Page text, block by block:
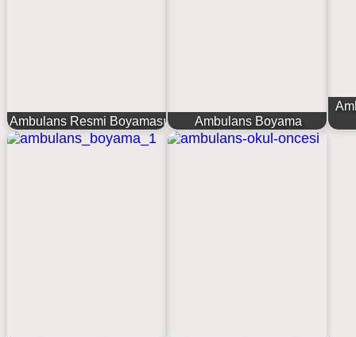
Ambulans Resmi Boyaması Ambulans Boyama